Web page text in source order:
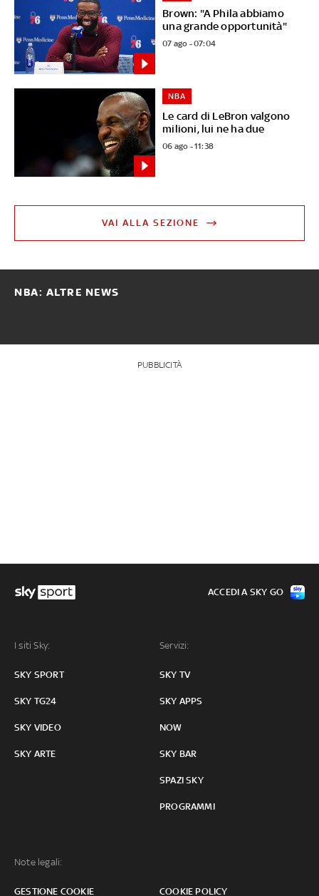
Brown: "A Phila abbiamo
una grande opportunità"
07 ago - 07:04
Le card di LeBron valgono
milioni, lui ne ha due
NBA
06 ago - 11:38
VAI ALLA SEZIONE
NBA: ALTRE NEWS
PUBBLICITÀ
I siti Sky:
SKY SPORT
SKY TG24
SKY VIDEO
SKY ARTE
Servizi:
SKY TV
SKY APPS
NOW
SKY BAR
SPAZI SKY
PROGRAMMI
Note legali:
GESTIONE COOKIE COOKIE POLICY
ACCEDI A SKY GO